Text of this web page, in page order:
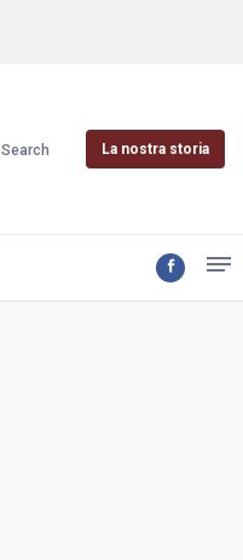
Search La nostra storia